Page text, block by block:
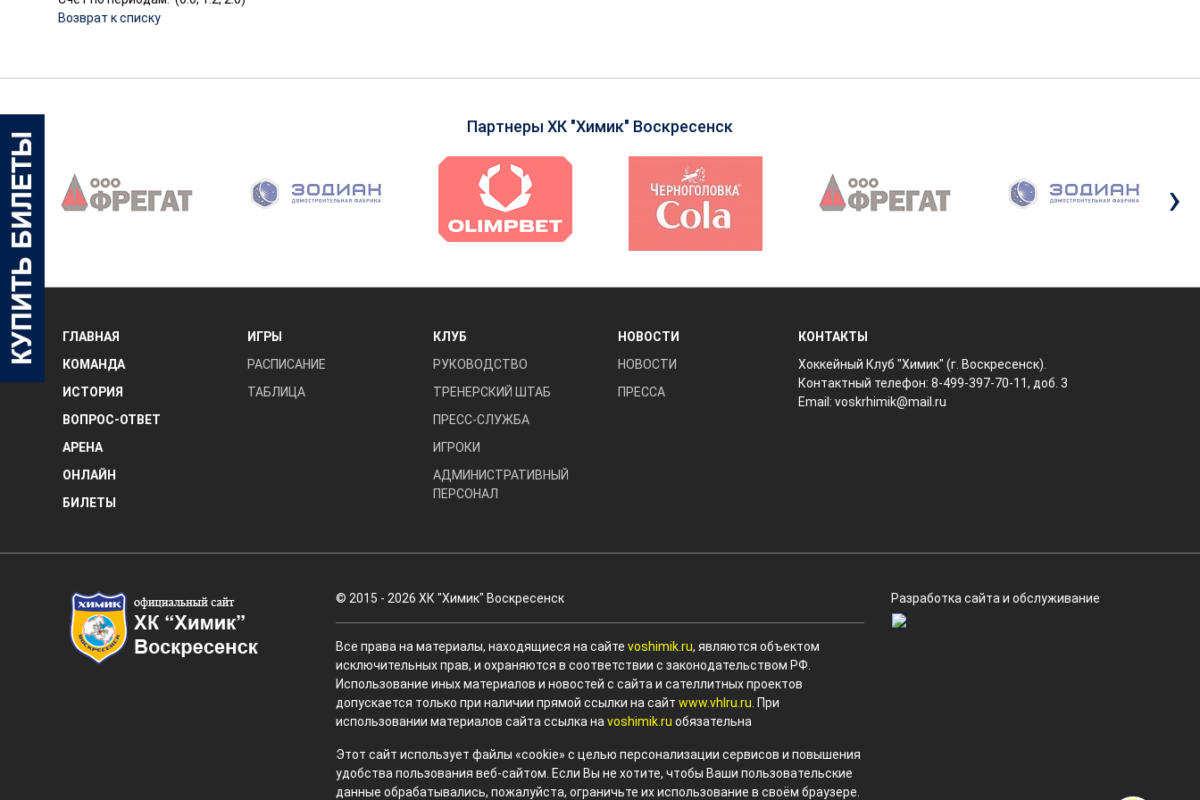
Возврат к списку
Партнеры ХК "Химик" Воскресенск
‹ ›
ГЛАВНАЯ
КОМАНДА
ИСТОРИЯ
ВОПРОС-ОТВЕТ
АРЕНА
ОНЛАЙН
БИЛЕТЫ
ИГРЫ
РАСПИСАНИЕ
ТАБЛИЦА
КЛУБ
РУКОВОДСТВО
ТРЕНЕРСКИЙ ШТАБ
ПРЕСС-СЛУЖБА
ИГРОКИ
АДМИНИСТРАТИВНЫЙ
ПЕРСОНАЛ
НОВОСТИ
НОВОСТИ
ПРЕССА
КОНТАКТЫ
Хоккейный Клуб "Химик" (г. Воскресенск).
Контактный телефон: 8-499-397-70-11, доб. 3
Email:voskrhimik@mail.ru
© 2015 - 2026 ХК "Химик" Воскресенск
Все права на материалы, находящиеся на сайте voshimik.ru, являются объектом
исключительных прав, и охраняются в соответствии с законодательством РФ.
Использование иных материалов и новостей с сайта и сателлитных проектов
допускается только при наличии прямой ссылки на сайт www.vhlru.ru . При
использовании материалов сайта ссылка на voshimik.ru обязательна
Этот сайт использует файлы «cookie» с целью персонализации сервисов и повышения
удобства пользования веб-сайтом. Если Вы не хотите, чтобы Ваши пользовательские
данные обрабатывались, пожалуйста, ограничьте их использование в своём браузере.
Разработка сайта и обслуживание